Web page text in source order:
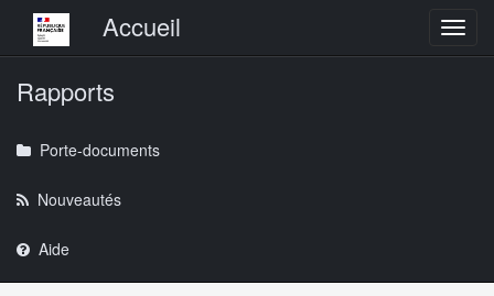
Menu principalAccueil
Rapports
Porte-documents
Nouveautés
Aide